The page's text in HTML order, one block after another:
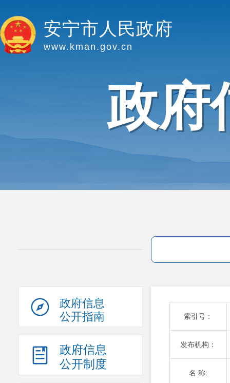
安宁市人民政府
www.kman.gov.cn
政府
政府信息
公开指南
政府信息
公开制度
索引号：
发布机构：
名 称: